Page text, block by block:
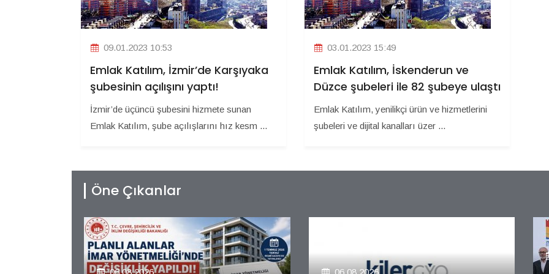
09.01.2023 10:53
Emlak Katılım, İzmir’de Karşıyaka
şubesinin açılışını yaptı!
İzmir’de üçüncü şubesini hizmete sunan
Emlak Katılım, şube açılışlarını hız kesm ...
03.01.2023 15:49
Emlak Katılım, İskenderun ve
Düzce şubeleri ile 82 şubeye ulaştı
Emlak Katılım, yenilikçi ürün ve hizmetlerini
şubeleri ve dijital kanalları üzer ...
Öne Çıkanlar
06.08.2026
06.08.2026